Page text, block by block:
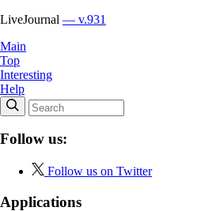
LiveJournal — v.931
Main
Top
Interesting
Help
Follow us:
Follow us on Twitter
Applications